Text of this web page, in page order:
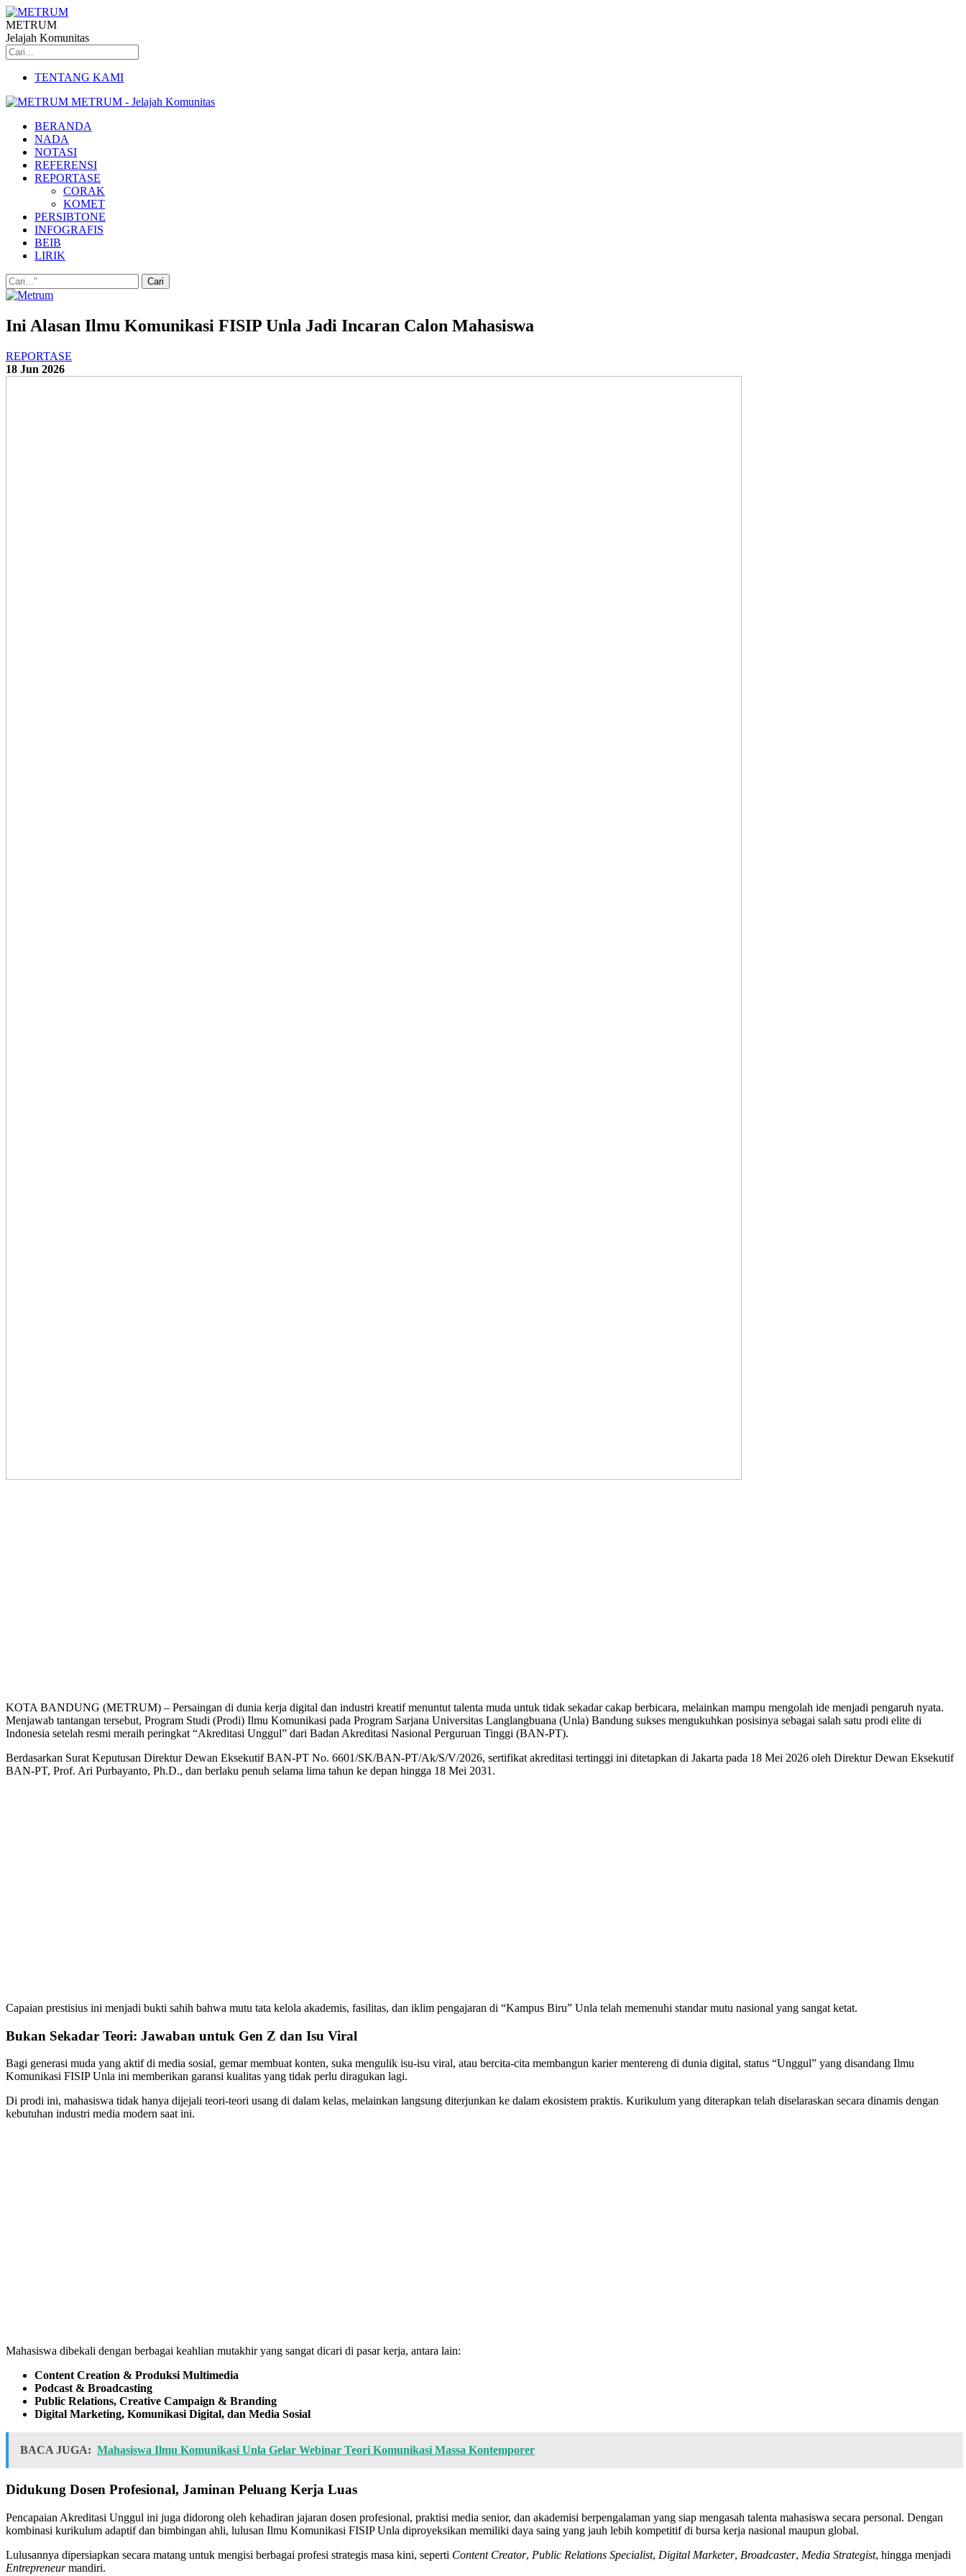
METRUM
Jelajah Komunitas
TENTANG KAMI
METRUM - Jelajah Komunitas
BERANDA
NADA
NOTASI
REFERENSI
REPORTASE
CORAK
KOMET
PERSIBTONE
INFOGRAFIS
BEIB
LIRIK
Ini Alasan Ilmu Komunikasi FISIP Unla Jadi Incaran Calon Mahasiswa
REPORTASE
18 Jun 2026
KOTA BANDUNG (METRUM) – Persaingan di dunia kerja digital dan industri kreatif menuntut talenta muda untuk tidak sekadar cakap berbicara, melainkan mampu mengolah ide menjadi pengaruh nyata.
Menjawab tantangan tersebut, Program Studi (Prodi) Ilmu Komunikasi pada Program Sarjana Universitas Langlangbuana (Unla) Bandung sukses mengukuhkan posisinya sebagai salah satu prodi elite di
Indonesia setelah resmi meraih peringkat “Akreditasi Unggul” dari Badan Akreditasi Nasional Perguruan Tinggi (BAN-PT).
Berdasarkan Surat Keputusan Direktur Dewan Eksekutif BAN-PT No. 6601/SK/BAN-PT/Ak/S/V/2026, sertifikat akreditasi tertinggi ini ditetapkan di Jakarta pada 18 Mei 2026 oleh Direktur Dewan Eksekutif
BAN-PT, Prof. Ari Purbayanto, Ph.D., dan berlaku penuh selama lima tahun ke depan hingga 18 Mei 2031.
Capaian prestisius ini menjadi bukti sahih bahwa mutu tata kelola akademis, fasilitas, dan iklim pengajaran di “Kampus Biru” Unla telah memenuhi standar mutu nasional yang sangat ketat.
Bukan Sekadar Teori: Jawaban untuk Gen Z dan Isu Viral
Bagi generasi muda yang aktif di media sosial, gemar membuat konten, suka mengulik isu-isu viral, atau bercita-cita membangun karier mentereng di dunia digital, status “Unggul” yang disandang Ilmu
Komunikasi FISIP Unla ini memberikan garansi kualitas yang tidak perlu diragukan lagi.
Di prodi ini, mahasiswa tidak hanya dijejali teori-teori usang di dalam kelas, melainkan langsung diterjunkan ke dalam ekosistem praktis. Kurikulum yang diterapkan telah diselaraskan secara dinamis dengan
kebutuhan industri media modern saat ini.
Mahasiswa dibekali dengan berbagai keahlian mutakhir yang sangat dicari di pasar kerja, antara lain:
Content Creation & Produksi Multimedia
Podcast & Broadcasting
Public Relations, Creative Campaign & Branding
Digital Marketing, Komunikasi Digital, dan Media Sosial
BACA JUGA: Mahasiswa Ilmu Komunikasi Unla Gelar Webinar Teori Komunikasi Massa Kontemporer
Didukung Dosen Profesional, Jaminan Peluang Kerja Luas
Pencapaian Akreditasi Unggul ini juga didorong oleh kehadiran jajaran dosen profesional, praktisi media senior, dan akademisi berpengalaman yang siap mengasah talenta mahasiswa secara personal. Dengan
kombinasi kurikulum adaptif dan bimbingan ahli, lulusan Ilmu Komunikasi FISIP Unla diproyeksikan memiliki daya saing yang jauh lebih kompetitif di bursa kerja nasional maupun global.
Lulusannya dipersiapkan secara matang untuk mengisi berbagai profesi strategis masa kini, seperti Content Creator, Public Relations Specialist, Digital Marketer, Broadcaster, Media Strategist, hingga menjadi
Entrepreneurmandiri.